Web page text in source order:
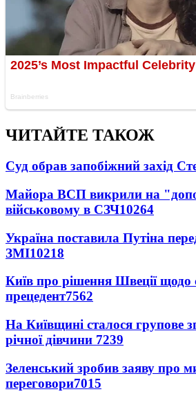
ЧИТАЙТЕ ТАКОЖ
Суд обрав запобіжний захід
Майора ВСП викрили на
військовому в СЗЧ10264
Україна поставила Путіна
ЗМІ10218
Київ про рішення Швеції щодо
прецедент7562
На Київщині сталося групове
річної дівчини 7239
Зеленський зробив заяву про
переговори7015